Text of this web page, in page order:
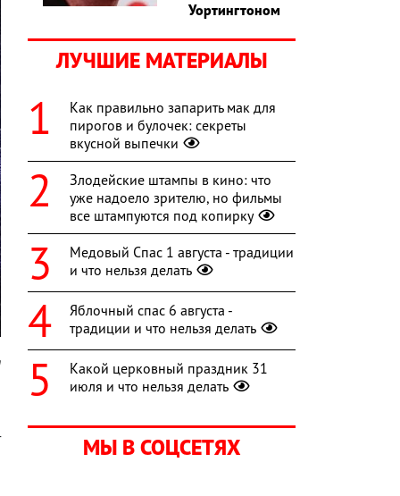
Уортингтоном
ЛУЧШИЕ МАТЕРИАЛЫ
Как правильно запарить мак для
пирогов и булочек: секреты
вкусной выпечки
Злодейские штампы в кино: что
уже надоело зрителю, но фильмы
все штампуются под копирку
Медовый Спас 1 августа - традиции
и что нельзя делать
Яблочный спас 6 августа -
традиции и что нельзя делать
Какой церковный праздник 31
июля и что нельзя делать
МЫ В СОЦСЕТЯХ